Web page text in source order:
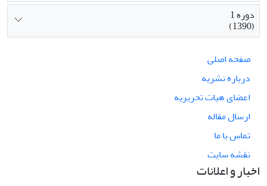
دوره 1
(1390)
صفحه اصلی
درباره نشریه
اعضای هیات تحریریه
ارسال مقاله
تماس با ما
نقشه سایت
اخبار و اعلانات